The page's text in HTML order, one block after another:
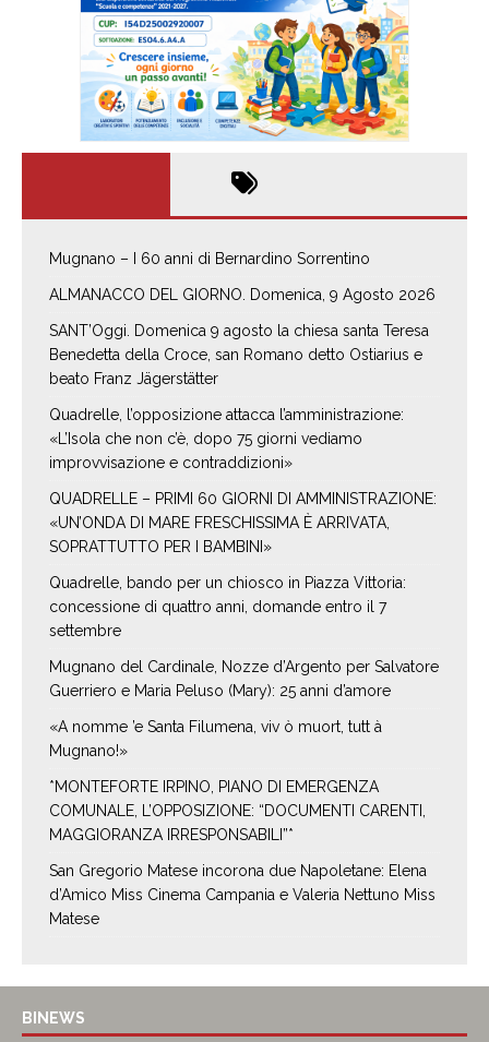
Mugnano – I 60 anni di Bernardino Sorrentino
ALMANACCO DEL GIORNO. Domenica, 9 Agosto 2026
SANT’Oggi. Domenica 9 agosto la chiesa santa Teresa
Benedetta della Croce, san Romano detto Ostiarius e
beato Franz Jägerstätter
Quadrelle, l’opposizione attacca l’amministrazione:
«L’Isola che non c’è, dopo 75 giorni vediamo
improvvisazione e contraddizioni»
QUADRELLE – PRIMI 60 GIORNI DI AMMINISTRAZIONE:
«UN’ONDA DI MARE FRESCHISSIMA È ARRIVATA,
SOPRATTUTTO PER I BAMBINI»
Quadrelle, bando per un chiosco in Piazza Vittoria:
concessione di quattro anni, domande entro il 7
settembre
Mugnano del Cardinale, Nozze d’Argento per Salvatore
Guerriero e Maria Peluso (Mary): 25 anni d’amore
«A nomme ’e Santa Filumena, viv ò muort, tutt à
Mugnano!»
*MONTEFORTE IRPINO, PIANO DI EMERGENZA
COMUNALE, L’OPPOSIZIONE: “DOCUMENTI CARENTI,
MAGGIORANZA IRRESPONSABILI”*
San Gregorio Matese incorona due Napoletane: Elena
d’Amico Miss Cinema Campania e Valeria Nettuno Miss
Matese
BINEWS